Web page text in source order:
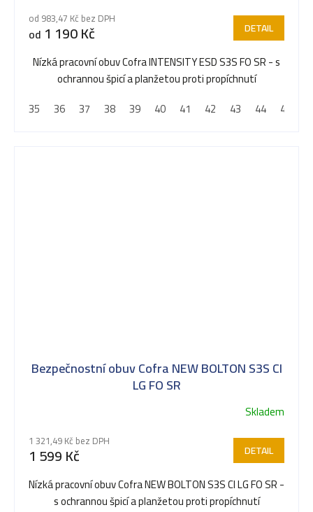
od 983,47 Kč bez DPH
od 1 190 Kč DETAIL
Nízká pracovní obuv Cofra INTENSITY ESD S3S FO SR - s
ochrannou špicí a planžetou proti propíchnutí
35
36 37 38 39 40 41 42 43 44 45
Bezpečnostní obuv Cofra NEW BOLTON S3S CI
LG FO SR
Skladem
1 321,49 Kč bez DPH
1 599 Kč DETAIL
Nízká pracovní obuv Cofra NEW BOLTON S3S CI LG FO SR -
s ochrannou špicí a planžetou proti propíchnutí